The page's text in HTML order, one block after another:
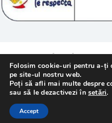
© 2011 – [year]
rezervate.
Folosim cookie-uri pentru a-ți
pe site-ul nostru web.
Poți să afli mai multe despre
sau să le dezactivezi în setări.
Accept